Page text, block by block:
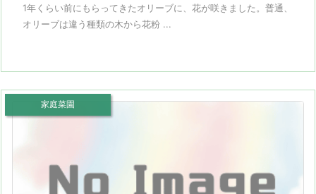
1年くらい前にもらってきたオリーブに、花が咲きました。普通、
オリーブは違う種類の木から花粉 ...
家庭菜園